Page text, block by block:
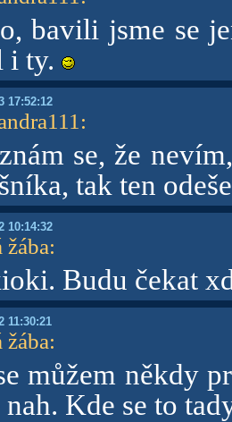
bavili jsme se
i ty.
17:52:12
:
se, že
tak ten
10:14:32
žába:
Budu čekat
11:30:21
žába:
můžem někdy
nah. Kde se to